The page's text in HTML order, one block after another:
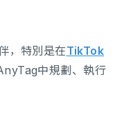
，特別是在TikTok
中規劃、執行